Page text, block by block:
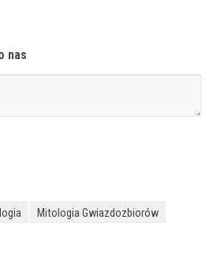
nas
Mitologia Gwiazdozbiorów